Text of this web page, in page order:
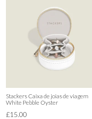
Stackers Caixa de joias de viagem
White Pebble Oyster
£15.00